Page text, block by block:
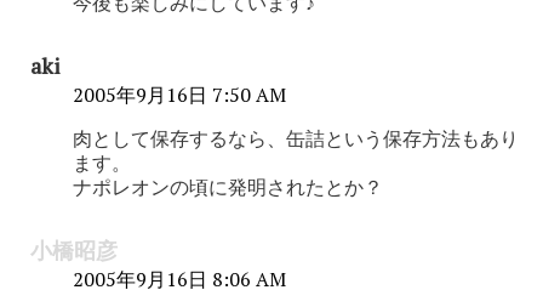
aki
2005年9月16日 7:50 AM
肉として保存するなら、缶詰という保存方法もあり
ます。
ナポレオンの頃に発明されたとか？
小橋昭彦
2005年9月16日 8:06 AM